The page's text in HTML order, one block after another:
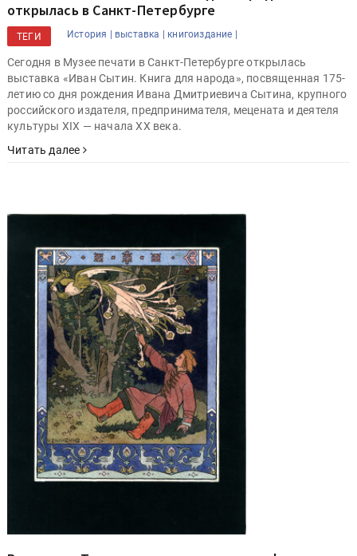
открылась в Санкт-Петербурге
ТЕГИ История | выставка | книгоиздание |
Сегодня в Музее печати в Санкт-Петербурге открылась
выставка «Иван Сытин. Книга для народа», посвященная 175-
летию со дня рождения Ивана Дмитриевича Сытина, крупного
российского издателя, предпринимателя, мецената и деятеля
культуры XIX — начала ХХ века.
Читать далее